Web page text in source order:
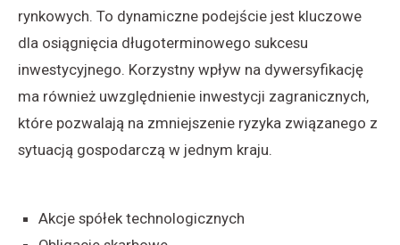
rynkowych. To dynamiczne podejście jest kluczowe
dla osiągnięcia długoterminowego sukcesu
inwestycyjnego. Korzystny wpływ na dywersyfikację
ma również uwzględnienie inwestycji zagranicznych,
które pozwalają na zmniejszenie ryzyka związanego z
sytuacją gospodarczą w jednym kraju.
Akcje spółek technologicznych